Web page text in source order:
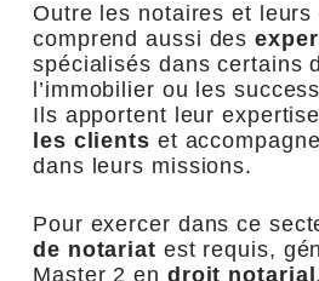
Outre les notaires et
comprend aussi des
spécialisés dans certains
l’immobilier ou les
Ils apportent leur
les clients et
dans leurs missions.
Pour exercer dans ce
de notariat est requis,
Master 2 en droit notarial